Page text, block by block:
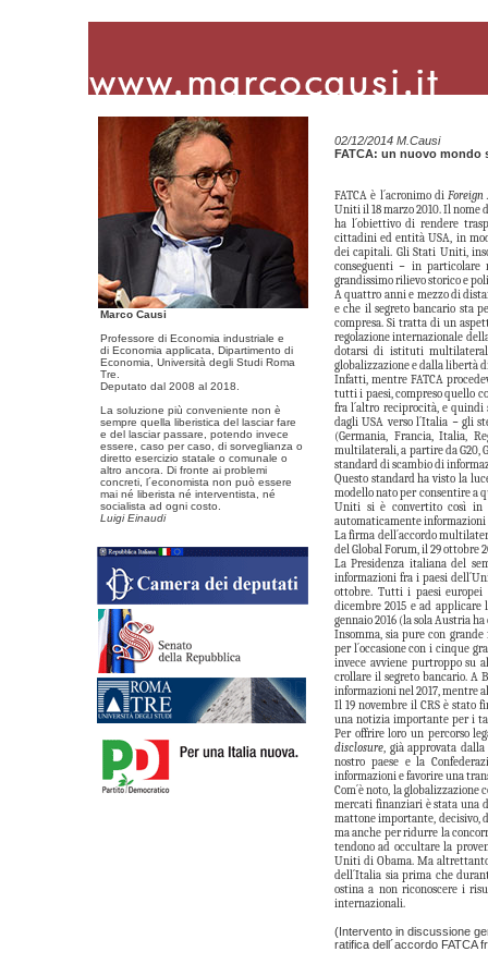
Marco Causi
Professore di Economia industriale e
di Economia applicata, Dipartimento di
Economia, Università degli Studi Roma
Tre.
Deputato dal 2008 al 2018.
La soluzione più conveniente non è
sempre quella liberistica del lasciar fare
e del lasciar passare, potendo invece
essere, caso per caso, di sorveglianza o
diretto esercizio statale o comunale o
altro ancora. Di fronte ai problemi
concreti, l´economista non può essere
mai né liberista né interventista, né
socialista ad ogni costo.
Luigi Einaudi
02/12/2014 M.Causi
FATCA: un nuovo mondo
FATCA è l´acronimo diForeign
Uniti il 18 marzo 2010. Il nome
ha l´obiettivo di rendere
cittadini ed entità USA, in
dei capitali. Gli Stati Uniti,
conseguenti − in
grandissimo rilievo storico e
A quattro anni e mezzo di
e che il segreto bancario sta
compresa. Si tratta di un
regolazione internazionale
dotarsi di istituti
globalizzazione e dalla libertà
Infatti, mentre FATCA
tutti i paesi, compreso quello
fra l´altro reciprocità, e quindi
dagli USA verso l´Italia − gli
(Germania, Francia, Italia,
multilaterali, a partire da G20,
standard di scambio di
Questo standard ha visto la
modello nato per consentire a
Uniti si è convertito così in
automaticamente informazioni
La firma dell´accordo
del Global Forum, il 29 ottobre
La Presidenza italiana del
informazioni fra i paesi
ottobre. Tutti i paesi europei
dicembre 2015 e ad
gennaio 2016 (la sola Austria
Insomma, sia pure con
per l´occasione con i cinque
invece avviene purtroppo su
crollare il segreto bancario. A
informazioni nel 2017, mentre
Il 19 novembre il CRS è stato
una notizia importante per i
Per offrire loro un percorso
disclosure, già approvata
nostro paese e la
informazioni e favorire una
Com´è noto, la
mercati finanziari è stata una
mattone importante, decisivo,
ma anche per ridurre la
tendono ad occultare la
Uniti di Obama. Ma
dell´Italia sia prima che
ostina a non riconoscere i
internazionali.
(Intervento in discussione
ratifica dell´accordo FATCA